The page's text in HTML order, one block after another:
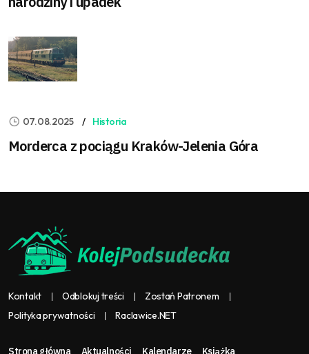
07.08.2025 Historia
Morderca z pociągu Kraków-Jelenia Góra
Kontakt Odblokuj treści
Zostań Patronem
Polityka prywatności
Raclawice.NET